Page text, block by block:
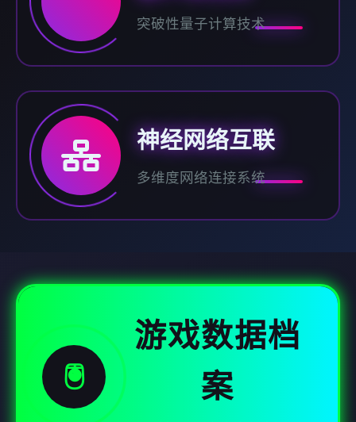
突破性量子计算技术
神经网络互联
多维度网络连接系统
🖲️
游戏数据档
案